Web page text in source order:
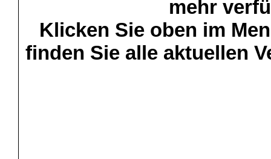
mehr
Klicken Sie oben im
finden Sie alle aktuellen